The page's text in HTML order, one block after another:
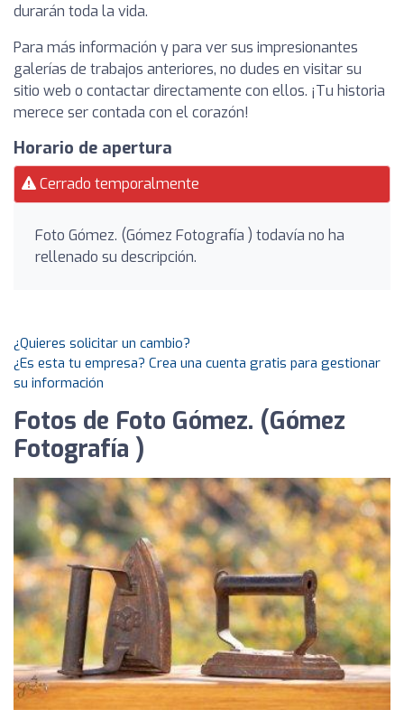
durarán toda la vida.
Para más información y para ver sus impresionantes
galerías de trabajos anteriores, no dudes en visitar su
sitio web o contactar directamente con ellos. ¡Tu historia
merece ser contada con el corazón!
Horario de apertura
Cerrado temporalmente
Foto Gómez. (Gómez Fotografía ) todavía no ha
rellenado su descripción.
¿Quieres solicitar un cambio?
¿Es esta tu empresa? Crea una cuenta gratis para gestionar
su información
Fotos de Foto Gómez. (Gómez
Fotografía )